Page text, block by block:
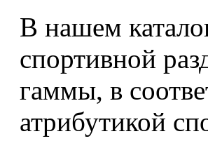
В нашем
спортивной
гаммы, в
атрибутикой